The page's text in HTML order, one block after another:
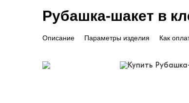
Рубашка-шакет в
Описание Параметры изделия Как